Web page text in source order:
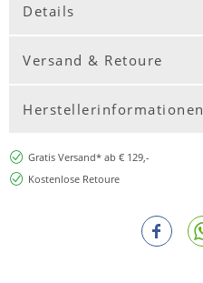
Details
Versand & Retoure
Herstellerinformationen
Gratis Versand* ab € 129,-
Kostenlose Retoure